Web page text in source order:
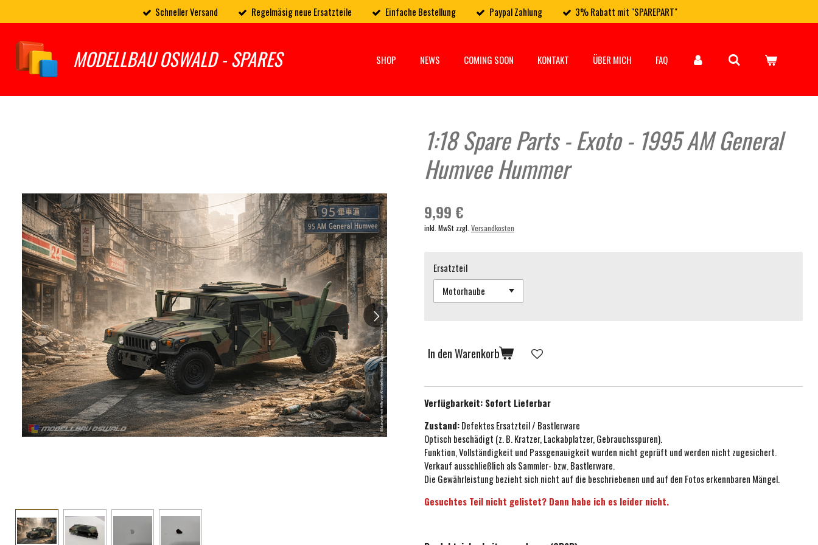
Hauptinhalt
springen
Schneller Versand Regelmäsig neue Ersatzteile Einfache Bestellung Paypal Zahlung 3% Rabatt mit "SPAREPART"
MODELLBAU OSWALD - SPARES SHOP NEWS COMING SOON KONTAKT ÜBER MICH FAQ
1:18 Spare Parts - Exoto - 1995 AM General
Humvee Hummer
9,99 €
inkl. MwSt zzgl. Versandkosten
Ersatzteil
In den Warenkorb
Verfügbarkeit: Sofort Lieferbar
Zustand:Defektes Ersatzteil / Bastlerware
Optisch beschädigt (z. B. Kratzer, Lackabplatzer, Gebrauchsspuren).
Funktion, Vollständigkeit und Passgenauigkeit wurden nicht geprüft und werden nicht zugesichert.
Verkauf ausschließlich als Sammler- bzw. Bastlerware.
Die Gewährleistung bezieht sich nicht auf die beschriebenen und auf den Fotos erkennbaren Mängel.
Gesuchtes Teil nicht gelistet? Dann habe ich es leider nicht.